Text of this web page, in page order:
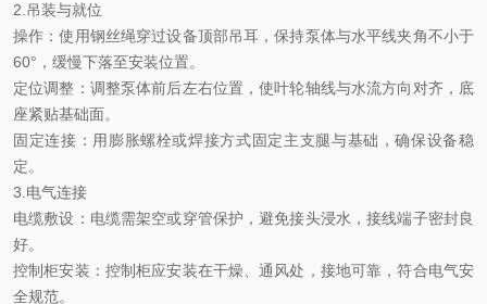
2. 吊装与就位
操作 ：使用钢丝绳穿过设备顶部吊耳，保持泵体与水平线夹角不小于
60°，缓慢下落至安装位置。
定位调整 ：调整泵体前后左右位置，使叶轮轴线与水流方向对齐，底
座紧贴基础面。
固定连接 ：用膨胀螺栓或焊接方式固定主支腿与基础，确保设备稳
定。
3.电气连接
电缆敷设 ：电缆需架空或穿管保护，避免接头浸水，接线端子密封良
好。
控制柜安装 ：控制柜应安装在干燥、通风处，接地可靠，符合电气安
全规范。